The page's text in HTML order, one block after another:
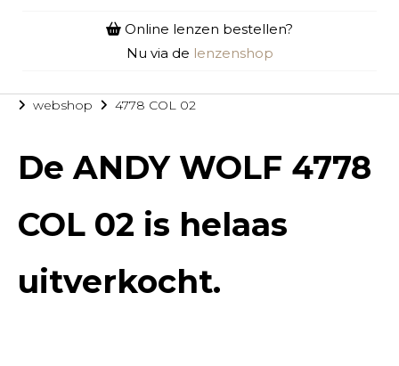
Online lenzen bestellen?
Nu via de lenzenshop
webshop 4778 COL 02
DeANDY WOLF 4778
COL 02 is helaas
uitverkocht.